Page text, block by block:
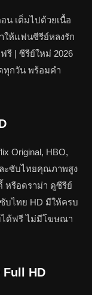
น เต็มไปด้วยเนื้อ
ให้แฟนซีรีย์หลงรัก
รี | ซีรีย์ใหม่ 2026
ทุกวัน พร้อมคำ
Original, HBO,
ะซับไทยคุณภาพสูง
หรือดราม่า ดูซีรีย์
บไทย HD มีให้ครบ
ได้ฟรี ไม่มีโฆษณา
HD